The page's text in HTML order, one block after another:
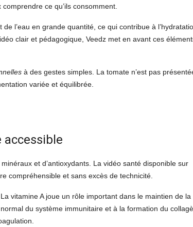
ce qu’ils consomment.
l’eau en grande quantité, ce qui contribue à
clair et pédagogique, Veedz met en avant ces
à des gestes simples. La tomate n’est pas
variée et équilibrée.
et d’antioxydants. La vidéo santé disponible sur
compréhensible et sans excès de technicité.
vitamine A joue un rôle important dans le maintien de la
du système immunitaire et à la formation du